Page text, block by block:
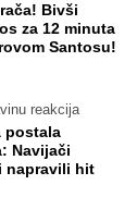
Bivši
za 12 minuta
Santosu!
reakcija
postala
Navijači
napravili hit